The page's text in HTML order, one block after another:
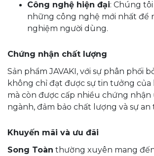
Công nghệ hiện đại: Chúng
những công nghệ mới nhất để
nghiệm người dùng.
Chứng nhận chất lượng
Sản phẩm JAVAKI, với sự phân phối
không chỉ đạt được sự tin tưởng của
mà còn được cấp nhiều chứng
ngành, đảm bảo chất lượng và sự an
Khuyến mãi và ưu đãi
Song Toàn thường xuyên mang